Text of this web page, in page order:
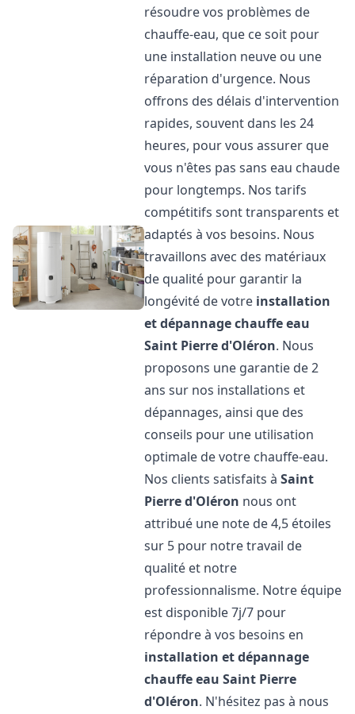
résoudre vos problèmes de
chauffe-eau, que ce soit pour
une installation neuve ou une
réparation d'urgence. Nous
offrons des délais d'intervention
rapides, souvent dans les 24
heures, pour vous assurer que
vous n'êtes pas sans eau chaude
pour longtemps. Nos tarifs
compétitifs sont transparents et
adaptés à vos besoins. Nous
travaillons avec des matériaux
de qualité pour garantir la
longévité de votre installation
et dépannage chauffe eau
Saint Pierre d'Oléron. Nous
proposons une garantie de 2
ans sur nos installations et
dépannages, ainsi que des
conseils pour une utilisation
optimale de votre chauffe-eau.
Nos clients satisfaits àSaint
Pierre d'Oléron nous ont
attribué une note de 4,5 étoiles
sur 5 pour notre travail de
qualité et notre
professionnalisme. Notre équipe
est disponible 7j/7 pour
répondre à vos besoins en
installation et dépannage
chauffe eau Saint Pierre
d'Oléron. N'hésitez pas à nous